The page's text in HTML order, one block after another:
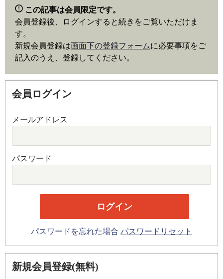
この記事は会員限定です。
会員登録後、ログインすると続きをご覧いただけま
す。
新規会員登録は画面下の登録フォームに必要事項をご
記入のうえ、登録してください。
会員ログイン
メールアドレス
パスワード
パスワードを忘れた場合 パスワードリセット
新規会員登録(無料)